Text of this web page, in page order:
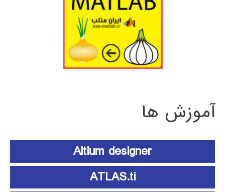
آموزش ها
Altium designer
ATLAS.ti